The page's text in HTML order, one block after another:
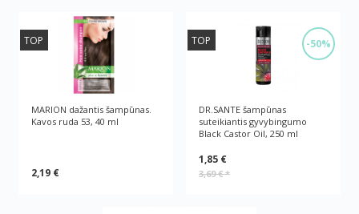
TOP
MARION dažantis šampūnas.
Kavos ruda 53, 40 ml
2,19 €
-50%
TOP
DR.SANTE šampūnas
suteikiantis gyvybingumo
Black Castor Oil, 250 ml
1,85 €
3,69 €*